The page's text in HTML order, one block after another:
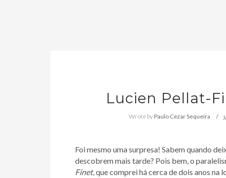
Lucien Pellat-
Wrote by Paulo Cezar Sequeira
Foi mesmo uma surpresa! Sabem quando
descobrem mais tarde? Pois bem, o
Finet, que comprei há cerca de dois anos